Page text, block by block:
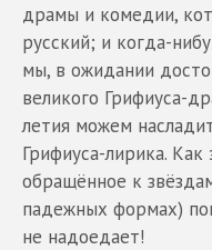
драмы и комедии,
русский; и когда-
мы, в ожидании
великого Грифиуса-
летия можем
Грифиуса-лирика.
обращённое к
падежных формах)
не надоедает!